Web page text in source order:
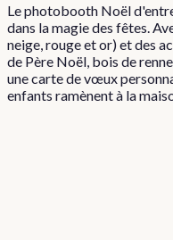
Le photobooth Noël
dans la magie des fêtes.
neige, rouge et or) et des
de Père Noël, bois de
une carte de vœux
enfants ramènent à la